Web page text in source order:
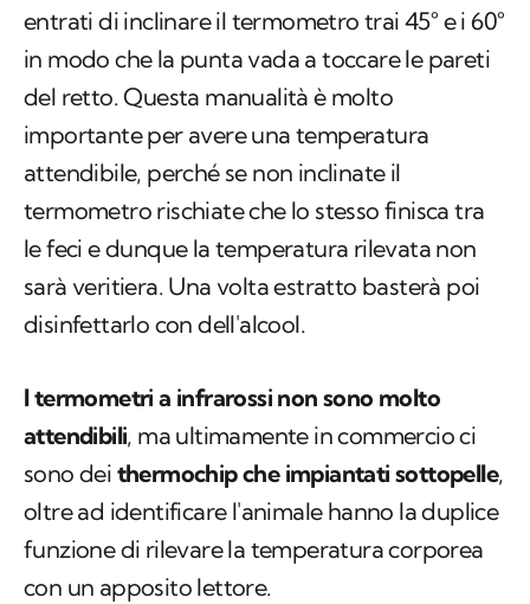
entrati di inclinare il termometro trai 45° e i 60°
in modo che la punta vada a toccare le pareti
del retto. Questa manualità è molto
importante per avere una temperatura
attendibile, perché se non inclinate il
termometro rischiate che lo stesso finisca tra
le feci e dunque la temperatura rilevata non
sarà veritiera. Una volta estratto basterà poi
disinfettarlo con dell'alcool.
I termometri a infrarossi non sono molto
attendibili, ma ultimamente in commercio ci
sono dei thermochip che impiantati sottopelle,
oltre ad identificare l'animale hanno la duplice
funzione di rilevare la temperatura corporea
con un apposito lettore.